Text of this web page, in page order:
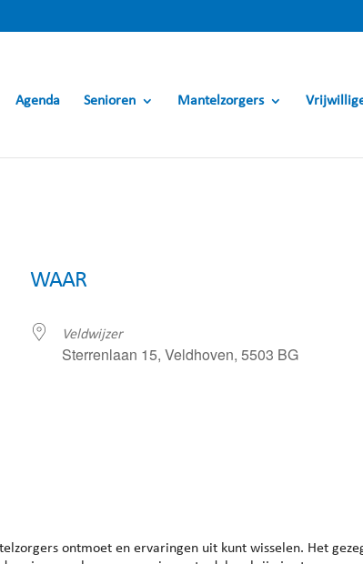
Agenda Senioren Mantelzorgers
WAAR
Veldwijzer
Sterrenlaan 15, Veldhoven, 5503 BG
ontmoet en ervaringen uit kunt wisselen. Het